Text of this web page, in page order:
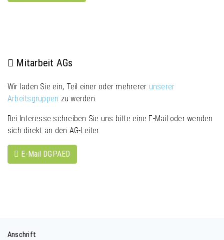
Mitarbeit AGs
Wir laden Sie ein, Teil einer oder mehrerer unserer
Arbeitsgruppen zu werden.
Bei Interesse schreiben Sie uns bitte eine E-Mail oder wenden
sich direkt an den AG-Leiter.
E-Mail DGPAED
Anschrift